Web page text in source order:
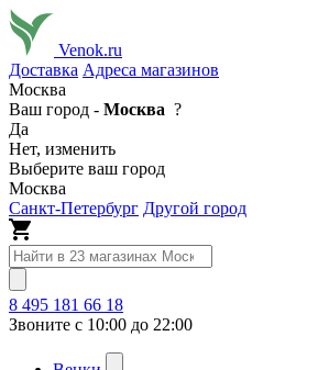
Venok.ru
Доставка Адреса магазинов
Москва
Ваш город - Москва ?
Да
Нет, изменить
Выберите ваш город
Москва
Санкт-Петербург Другой город
8 495 181 66 18
Звоните с 10:00 до 22:00